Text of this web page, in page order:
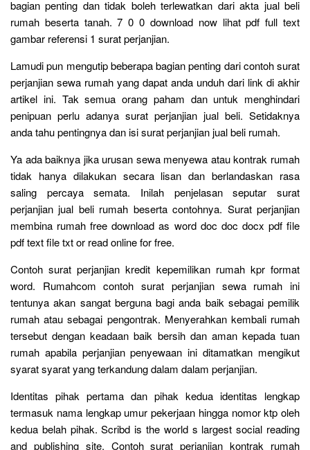
bagian penting dan tidak boleh terlewatkan dari akta jual beli
rumah beserta tanah. 7 0 0 download now lihat pdf full text
gambar referensi 1 surat perjanjian.
Lamudi pun mengutip beberapa bagian penting dari contoh surat
perjanjian sewa rumah yang dapat anda unduh dari link di akhir
artikel ini. Tak semua orang paham dan untuk menghindari
penipuan perlu adanya surat perjanjian jual beli. Setidaknya
anda tahu pentingnya dan isi surat perjanjian jual beli rumah.
Ya ada baiknya jika urusan sewa menyewa atau kontrak rumah
tidak hanya dilakukan secara lisan dan berlandaskan rasa
saling percaya semata. Inilah penjelasan seputar surat
perjanjian jual beli rumah beserta contohnya. Surat perjanjian
membina rumah free download as word doc doc docx pdf file
pdf text file txt or read online for free.
Contoh surat perjanjian kredit kepemilikan rumah kpr format
word. Rumahcom contoh surat perjanjian sewa rumah ini
tentunya akan sangat berguna bagi anda baik sebagai pemilik
rumah atau sebagai pengontrak. Menyerahkan kembali rumah
tersebut dengan keadaan baik bersih dan aman kepada tuan
rumah apabila perjanjian penyewaan ini ditamatkan mengikut
syarat syarat yang terkandung dalam dalam perjanjian.
Identitas pihak pertama dan pihak kedua identitas lengkap
termasuk nama lengkap umur pekerjaan hingga nomor ktp oleh
kedua belah pihak. Scribd is the world s largest social reading
and publishing site. Contoh surat perjanjian kontrak rumah